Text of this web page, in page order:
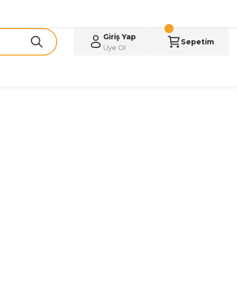
Giriş Yap
Üye Ol
Sepetim